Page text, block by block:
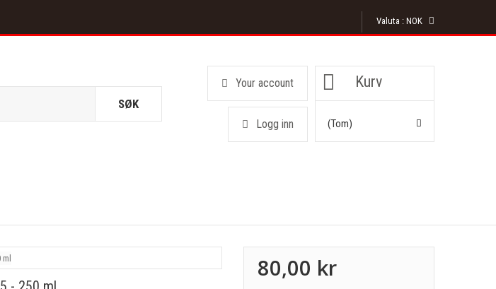
Valuta : NOK
Kurv
(tom)
Your account
Logg inn
SØK
80,00 kr